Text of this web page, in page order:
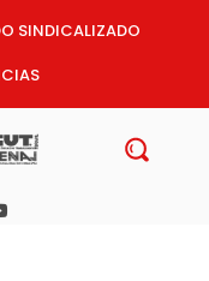
SINDICALIZADO